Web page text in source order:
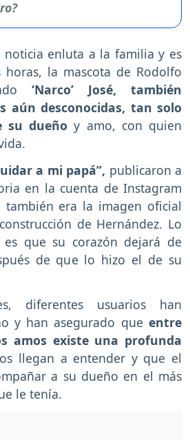
enluta a la familia y es
la mascota de Rodolfo
‘Narco’ José, también
aún desconocidas, tan solo
su dueñoy amo, con quien
a mi papá”, publicaron a
en la cuenta de Instagram
también era la imagen oficial
de Hernández. Lo
que su corazón dejará de
de que lo hizo el de su
diferentes usuarios han
y han asegurado que entre
amos existe una profunda
llegan a entender y que el
a su dueño en el más
le tenía.